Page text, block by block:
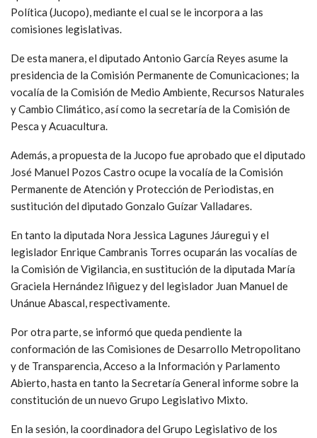
Política (Jucopo), mediante el cual se le incorpora a las
comisiones legislativas.
De esta manera, el diputado Antonio García Reyes asume la
presidencia de la Comisión Permanente de Comunicaciones; la
vocalía de la Comisión de Medio Ambiente, Recursos Naturales
y Cambio Climático, así como la secretaría de la Comisión de
Pesca y Acuacultura.
Además, a propuesta de la Jucopo fue aprobado que el diputado
José Manuel Pozos Castro ocupe la vocalía de la Comisión
Permanente de Atención y Protección de Periodistas, en
sustitución del diputado Gonzalo Guízar Valladares.
En tanto la diputada Nora Jessica Lagunes Jáuregui y el
legislador Enrique Cambranis Torres ocuparán las vocalías de
la Comisión de Vigilancia, en sustitución de la diputada María
Graciela Hernández Iñiguez y del legislador Juan Manuel de
Unánue Abascal, respectivamente.
Por otra parte, se informó que queda pendiente la
conformación de las Comisiones de Desarrollo Metropolitano
y de Transparencia, Acceso a la Información y Parlamento
Abierto, hasta en tanto la Secretaría General informe sobre la
constitución de un nuevo Grupo Legislativo Mixto.
En la sesión, la coordinadora del Grupo Legislativo de los